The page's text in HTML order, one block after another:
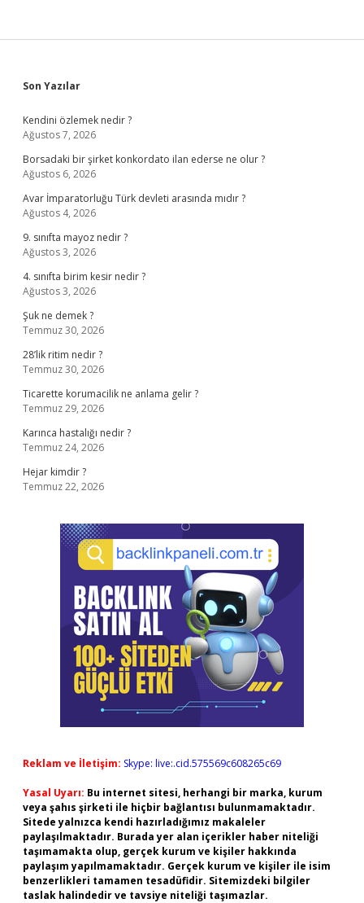
Sidebar
Son Yazılar
Kendini özlemek nedir ?
Ağustos 7, 2026
Borsadaki bir şirket konkordato ilan ederse ne olur ?
Ağustos 6, 2026
Avar İmparatorluğu Türk devleti arasında mıdır ?
Ağustos 4, 2026
9. sınıfta mayoz nedir ?
Ağustos 3, 2026
4. sınıfta birim kesir nedir ?
Ağustos 3, 2026
Şuk ne demek ?
Temmuz 30, 2026
28’lik ritim nedir ?
Temmuz 30, 2026
Ticarette korumacilik ne anlama gelir ?
Temmuz 29, 2026
Karınca hastalığı nedir ?
Temmuz 24, 2026
Hejar kimdir ?
Temmuz 22, 2026
Reklam ve İletişim: Skype: live:.cid.575569c608265c69
Yasal Uyarı: Bu internet sitesi, herhangi bir marka, kurum
veya şahıs şirketi ile hiçbir bağlantısı bulunmamaktadır.
Sitede yalnızca kendi hazırladığımız makaleler
paylaşılmaktadır. Burada yer alan içerikler haber niteliği
taşımamakta olup, gerçek kurum ve kişiler hakkında
paylaşım yapılmamaktadır. Gerçek kurum ve kişiler ile isim
benzerlikleri tamamen tesadüfidir. Sitemizdeki bilgiler
taslak halindedir ve tavsiye niteliği taşımazlar.